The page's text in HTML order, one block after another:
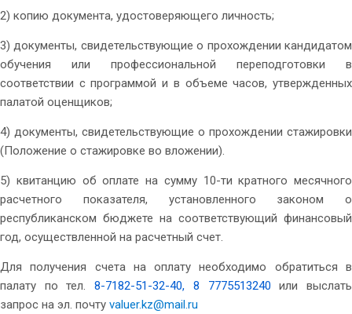
2) копию документа, удостоверяющего личность;
3) документы, свидетельствующие о прохождении кандидатом
обучения или профессиональной переподготовки в
соответствии с программой и в объеме часов, утвержденных
палатой оценщиков;
4) документы, свидетельствующие о прохождении стажировки
(Положение о стажировке во вложении).
5) квитанцию об оплате на сумму 10-ти кратного месячного
расчетного показателя, установленного законом о
республиканском бюджете на соответствующий финансовый
год, осуществленной на расчетный счет.
Для получения счета на оплату необходимо обратиться в
палату по тел.8-7182-51-32-40, 8 7775513240 или выслать
запрос на эл. почту valuer.kz@mail.ru